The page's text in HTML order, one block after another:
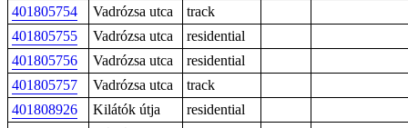
401805754
Vadrózsa utca
track
401805755
Vadrózsa utca
residential
401805756
Vadrózsa utca
residential
401805757
Vadrózsa utca
track
401808926
Kilátók útja
residential